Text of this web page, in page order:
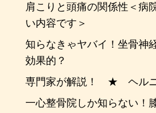
肩こりと頭痛の関係性＜病
い内容です＞
知らなきゃヤバイ！坐骨神
効果的？
専門家が解説！ ★ ヘル
一心整骨院しか知らない！